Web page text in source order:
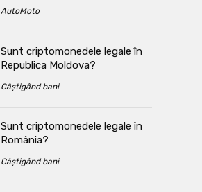
AutoMoto
Sunt criptomonedele legale în
Republica Moldova?
Câștigând bani
Sunt criptomonedele legale în
România?
Câștigând bani